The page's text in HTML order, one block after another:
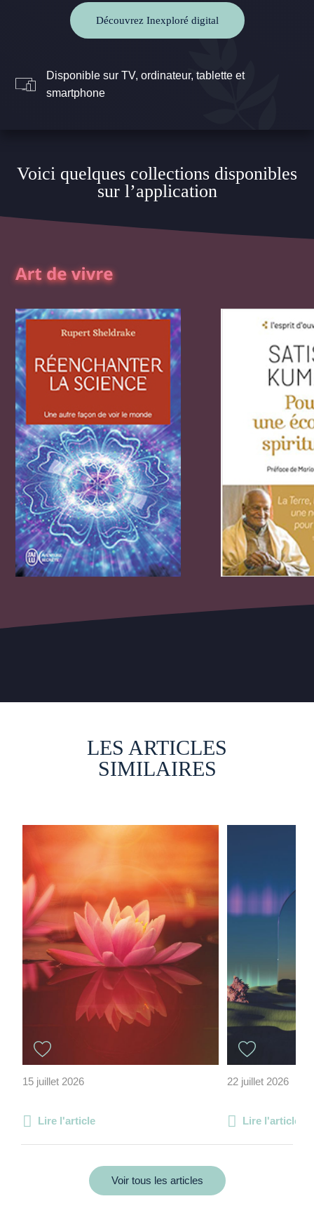
Découvrez Inexploré digital
Disponible sur TV, ordinateur, tablette et
smartphone
Voici quelques collections disponibles
sur l’application
LES ARTICLES
SIMILAIRES
15 juillet 2026
Lire l'article
22 juillet 2026
Lire l'article
Voir tous les articles